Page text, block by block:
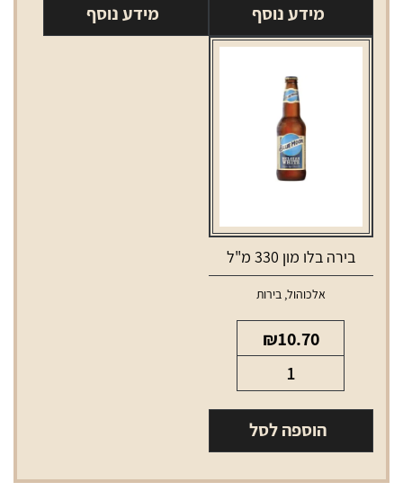
מידע נוסף מידע נוסף
בירה בלו מון 330 מ"ל
אלכוהול,בירות
₪10.70
של
בירה
בלו
הוספה לסל